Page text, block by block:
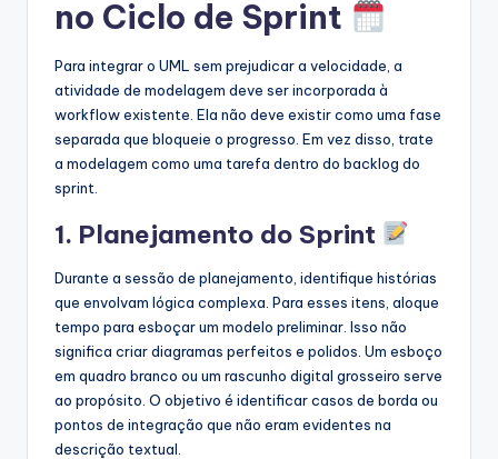
no Ciclo de Sprint
Para integrar o UML sem prejudicar a velocidade, a
atividade de modelagem deve ser incorporada à
workflow existente. Ela não deve existir como uma fase
separada que bloqueie o progresso. Em vez disso, trate
a modelagem como uma tarefa dentro do backlog do
sprint.
1. Planejamento do Sprint
Durante a sessão de planejamento, identifique histórias
que envolvam lógica complexa. Para esses itens, aloque
tempo para esboçar um modelo preliminar. Isso não
significa criar diagramas perfeitos e polidos. Um esboço
em quadro branco ou um rascunho digital grosseiro serve
ao propósito. O objetivo é identificar casos de borda ou
pontos de integração que não eram evidentes na
descrição textual.